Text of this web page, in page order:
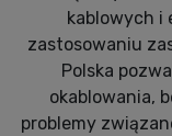
kablowych i
zastosowaniu
Polska
okablowania,
problemy